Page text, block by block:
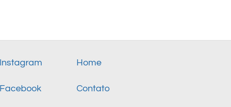
Instagram
Facebook
Home
Contato